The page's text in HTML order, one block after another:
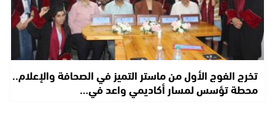
تخرج الفوج الأول من ماستر التميز في الصحافة والإعلام..
محطة تؤسس لمسار أكاديمي واعد في…